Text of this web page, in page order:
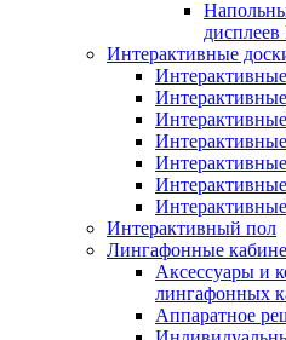
дисплеев
Интерактивные
Интерактивный пол
Лингафонные
Аксессуары и
лингафонных
Аппаратное